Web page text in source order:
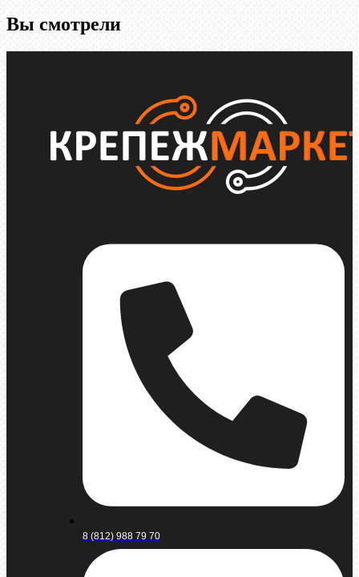
Вы смотрели
8 (812) 988 79 70